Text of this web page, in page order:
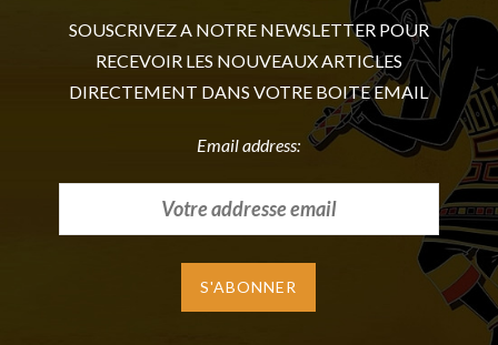
SOUSCRIVEZ A NOTRE NEWSLETTER POUR
RECEVOIR LES NOUVEAUX ARTICLES
DIRECTEMENT DANS VOTRE BOITE EMAIL
Email address: